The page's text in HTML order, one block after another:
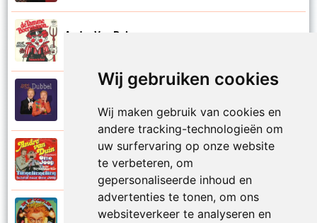
Wij gebruiken cookies
Wij maken gebruik van cookies en
andere tracking-technologieën om
uw surfervaring op onze website
te verbeteren, om
gepersonaliseerde inhoud en
advertenties te tonen, om ons
websiteverkeer te analyseren en
Andre Van Duin
Andre Van Duin
Schijt maar in me pannetje
Andre Van Duin
Schrijf naar ome Joop
Andre Van Duin en Frans Van Dusschoten